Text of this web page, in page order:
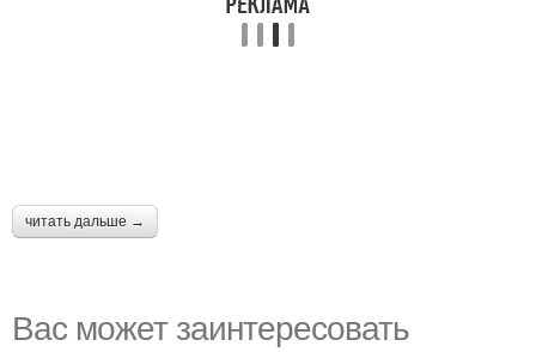
читать дальше →
Вас может заинтересовать